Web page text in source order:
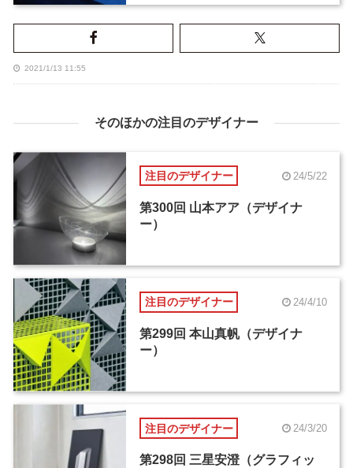
2021/1/13 11:55
そのほかの注目のデザイナー
注目のデザイナー 24/5/22
第300回 山本アア（デザイナ
ー）
注目のデザイナー 24/4/10
第299回 本山真帆（デザイナ
ー）
注目のデザイナー 24/3/20
第298回 三星安澄（グラフィッ